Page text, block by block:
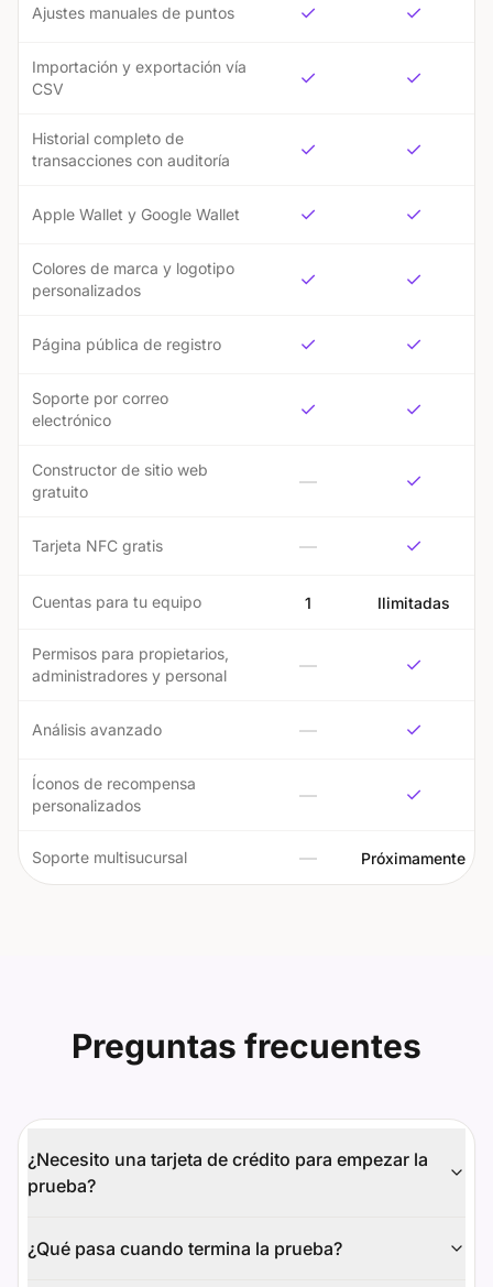
Ajustes manuales de puntos ✓ ✓
Importación y exportación vía
CSV
✓ ✓
Historial completo de
transacciones con auditoría
✓ ✓
Apple Wallet y Google Wallet ✓ ✓
Colores de marca y logotipo
personalizados
✓ ✓
Página pública de registro ✓ ✓
Soporte por correo
electrónico
✓ ✓
Constructor de sitio web
gratuito
— ✓
Tarjeta NFC gratis — ✓
Cuentas para tu equipo 1 Ilimitadas
Permisos para propietarios,
administradores y personal
— ✓
Análisis avanzado — ✓
Íconos de recompensa
personalizados
— ✓
Soporte multisucursal — Próximamente
Preguntas frecuentes
¿Necesito una tarjeta de crédito para empezar la
prueba?
¿Qué pasa cuando termina la prueba?